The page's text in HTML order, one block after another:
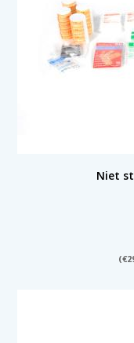
Niet
(€